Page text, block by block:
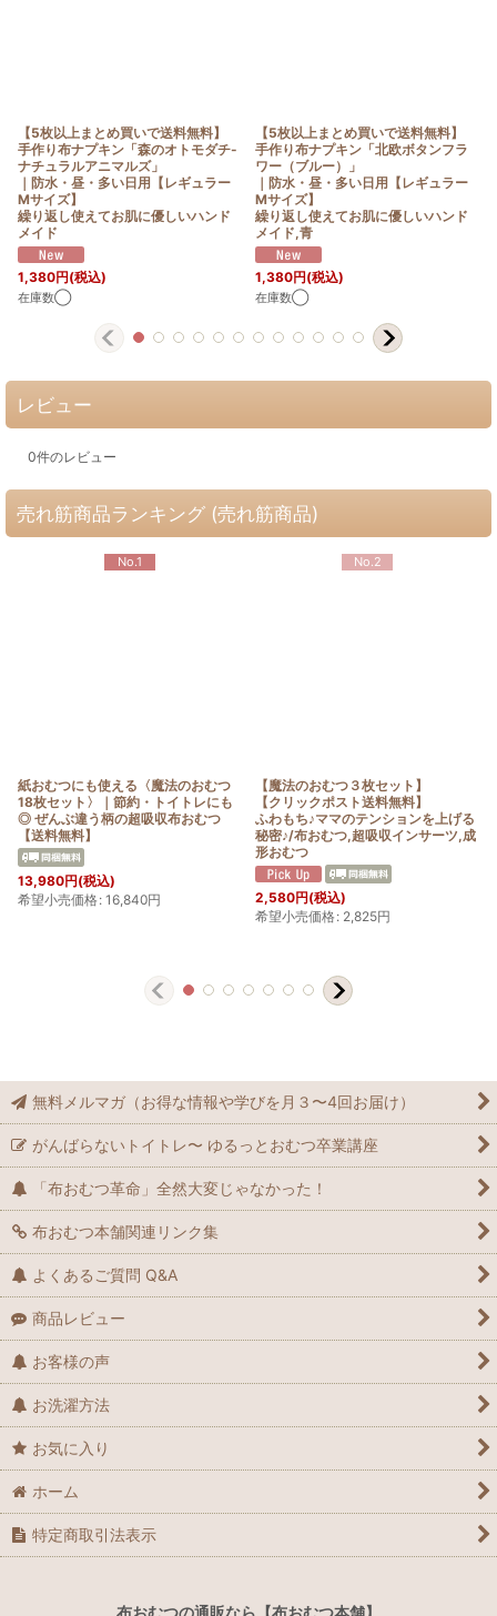
【5枚以上まとめ買いで送料無料】
手作り布ナプキン「森のオトモダチ-
ナチュラルアニマルズ」
｜防水・昼・多い日用【レギュラー
Mサイズ】
繰り返し使えてお肌に優しいハンド
メイド
1,380円(税込)
在庫数◯
【5枚以上まとめ買いで送料無料】
手作り布ナプキン「北欧ボタンフラ
ワー（ブルー）」
｜防水・昼・多い日用【レギュラー
Mサイズ】
繰り返し使えてお肌に優しいハンド
メイド,青
1,380円(税込)
在庫数◯
レビュー
0件のレビュー
売れ筋商品ランキング (売れ筋商品)
No.1
紙おむつにも使える〈魔法のおむつ
18枚セット〉｜節約・トイトレにも
◎ ぜんぶ違う柄の超吸収布おむつ
【送料無料】
13,980円(税込)
希望小売価格: 16,840円
No.2
【魔法のおむつ３枚セット】
【クリックポスト送料無料】
ふわもち♪ママのテンションを上げる
秘密♪/布おむつ,超吸収インサーツ,成
形おむつ
2,580円(税込)
希望小売価格: 2,825円
無料メルマガ（お得な情報や学びを月３〜4回お届け）
がんばらないトイトレ〜 ゆるっとおむつ卒業講座
「布おむつ革命」全然大変じゃなかった！
布おむつ本舗関連リンク集
よくあるご質問 Q&A
商品レビュー
お客様の声
お洗濯方法
お気に入り
ホーム
特定商取引法表示
布おむつの通販なら【布おむつ本舗】